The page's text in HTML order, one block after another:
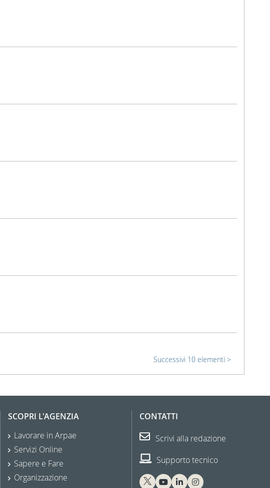
Successivi 10 elementi
SCOPRI L'AGENZIA
Lavorare in Arpae
Servizi Online
Sapere e Fare
Organizzazione
CONTATTI
Scrivi alla redazione
Supporto tecnico